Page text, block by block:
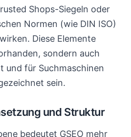
Shops-Siegeln oder
Normen (wie DIN ISO)
Diese Elemente
sondern auch
und für Suchmaschinen
sein.
und Struktur
bedeutet GSEO mehr